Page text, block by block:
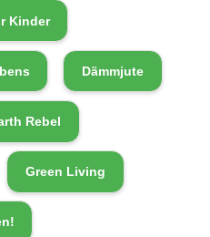
Kinder
Dämmjute
Rebel
Green Living